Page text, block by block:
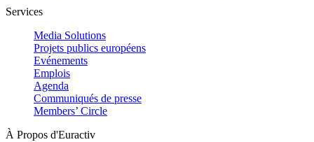
Services
Media Solutions
Projets publics européens
Evénements
Emplois
Agenda
Communiqués de presse
Members’ Circle
À Propos d'Euractiv